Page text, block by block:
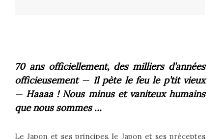
70 ans officiellement, des milliers d’années
officieusement — Il pète le feu le p’tit vieux
—Haaaa ! Nous minus et vaniteux humains
que nous sommes …
Le Japon et ses principes, le Japon et ses préceptes